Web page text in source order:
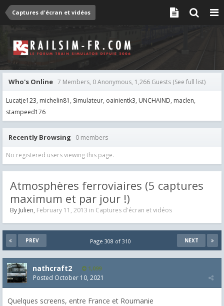
Captures d'écran et vidéos
Who's Online 7 Members, 0 Anonymous, 1,266 Guests (See full list)
Lucatje123 michelin81 Simulateur oainientk3 UNCHAIND maclen
stampeed176
Recently Browsing 0 members
No registered users viewing this page.
Atmosphères ferroviaires (5 captures
maximum et par jour !)
By Julien, February 11, 2013 in Captures d'écran et vidéos
PREV NEXT
Page 308 of 310
nathcraft2 1,099
Posted October 10, 2021
Quelques screens, entre France et Roumanie